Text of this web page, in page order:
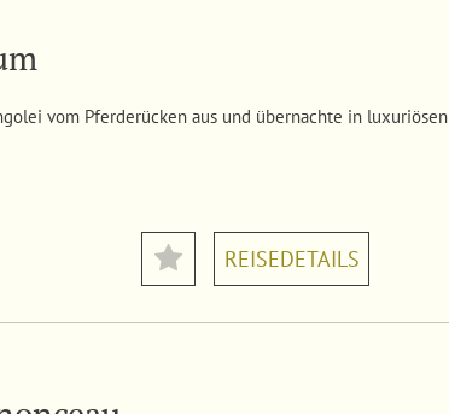
vom Pferderücken aus und übernachte in luxuriösen
REISEDETAILS